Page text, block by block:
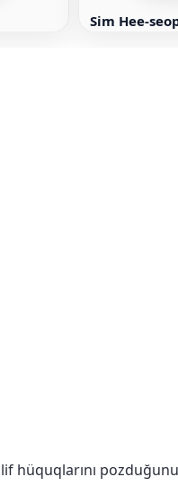
Sim Hee-
hüquqlarını